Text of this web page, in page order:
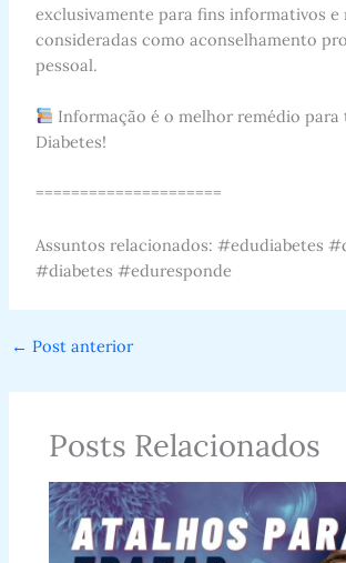
exclusivamente para fins informativos e
consideradas como aconselhamento
pessoal.
Informação é o melhor remédio
Diabetes!
=====================
Assuntos relacionados: #edudiabetes
#diabetes #eduresponde
← Post anterior
Posts Relacionados